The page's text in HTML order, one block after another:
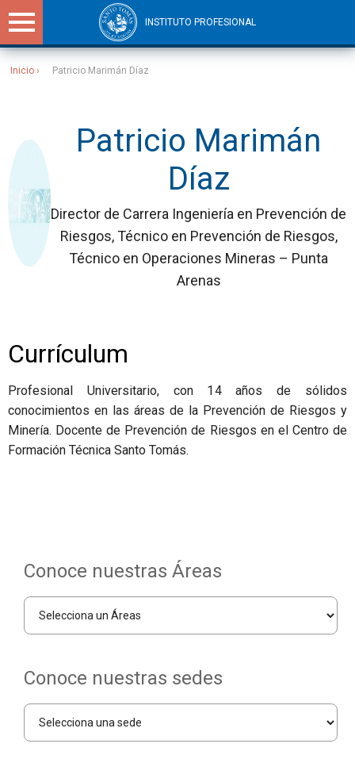
INSTITUTO PROFESIONAL
Inicio Patricio Marimán Díaz
Patricio Marimán
Díaz
Director de Carrera Ingeniería en Prevención de
Riesgos, Técnico en Prevención de Riesgos,
Técnico en Operaciones Mineras – Punta
Arenas
Currículum
Profesional Universitario, con 14 años de sólidos
conocimientos en las áreas de la Prevención de Riesgos y
Minería. Docente de Prevención de Riesgos en el Centro de
Formación Técnica Santo Tomás.
Conoce nuestras Áreas
Conoce nuestras sedes